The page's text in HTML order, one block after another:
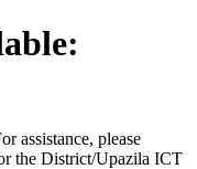
assistance, please
the District/Upazila ICT